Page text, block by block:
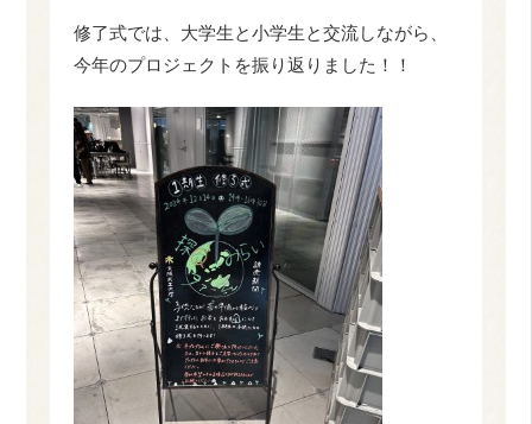
修了式では、大学生と小学生と交流しながら、
今年のプロジェクトを振り返りました！！